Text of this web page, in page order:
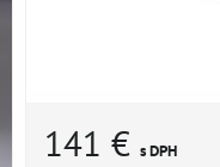
141 € s DPH